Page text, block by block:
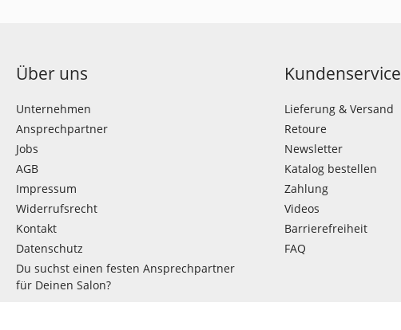
Über uns
Unternehmen
Ansprechpartner
Jobs
AGB
Impressum
Widerrufsrecht
Kontakt
Datenschutz
Du suchst einen festen Ansprechpartner
für Deinen Salon?
Kundenservice
Lieferung & Versand
Retoure
Newsletter
Katalog bestellen
Zahlung
Videos
Barrierefreiheit
FAQ